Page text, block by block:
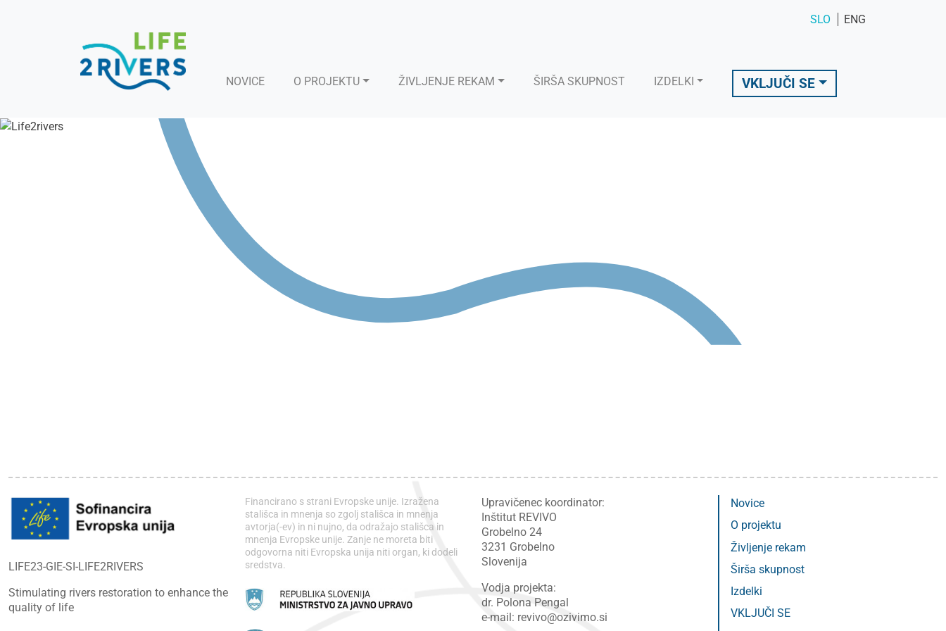
NOVICE O PROJEKTU ŽIVLJENJE REKAM ŠIRŠA SKUPNOST IZDELKI VKLJUČI SE
SLO ENG
LIFE23-GIE-SI-LIFE2RIVERS
Stimulating rivers restoration to enhance the
quality of life
Financirano s strani Evropske unije. Izražena
stališca in mnenja so zgolj stališca in mnenja
avtorja(-ev) in ni nujno, da odražajo stališca in
mnenja Evropske unije. Zanje ne moreta biti
odgovorna niti Evropska unija niti organ, ki dodeli
sredstva.
Upravičenec koordinator:
Inštitut REVIVO
Grobelno 24
3231 Grobelno
Slovenija
Vodja projekta:
dr. Polona Pengal
e-mail: revivo@ozivimo.si
Novice
O projektu
Življenje rekam
Širša skupnost
Izdelki
VKLJUČI SE